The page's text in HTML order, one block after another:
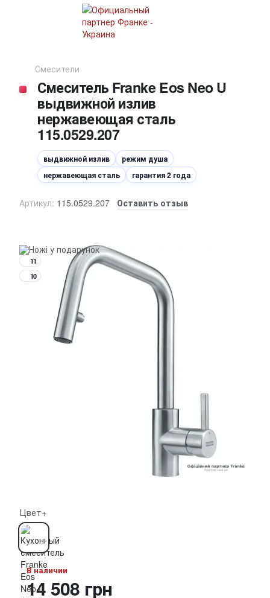
Смесители
Смеситель Franke Eos Neo U
выдвижной излив
нержавеющая сталь
115.0529.207
выдвижной излив
режим душа
нержавеющая сталь
гарантия 2 года
Артикул: 115.0529.207 Оставить отзыв
11
10
Цвет+
В наличии
14 508 грн